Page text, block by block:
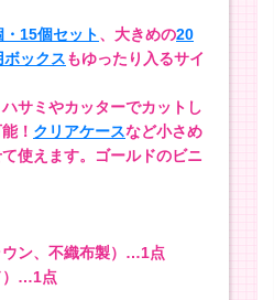
15個セット、大きめの20
ボックスもゆったり入るサイ
サミやカッターでカットし
！ クリアケースなど小さめ
使えます。ゴールドのビニ
ウン、不織布製）…1点
）…1点